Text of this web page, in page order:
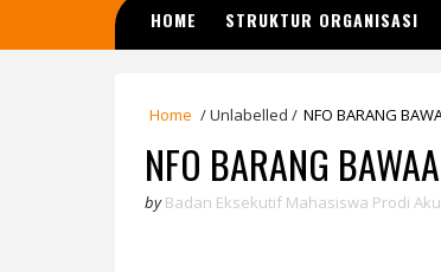
HOME STRUKTUR ORGANISASI
Home /Unlabelled / NFO BARANG
NFO BARANG
by Badan Eksekutif Mahasiswa Prodi